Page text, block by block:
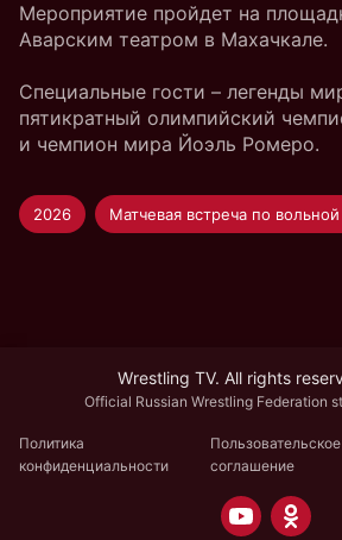
Мероприятие пройдет на
Аварским театром в Махачкале.
Специальные гости – легенды
пятикратный олимпийский
и чемпион мира Йоэль Ромеро.
2026
Wrestling TV. All rights
Official Russian Wrestling Federation
Политика
конфиденциальности
Пользовательское
соглашение